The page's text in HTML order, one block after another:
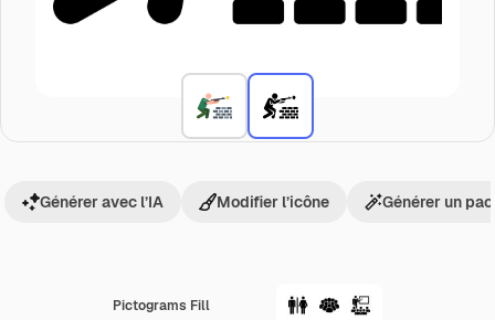
Pictograms Fill
Générer avec l’IA Modifier l’icône Générer un